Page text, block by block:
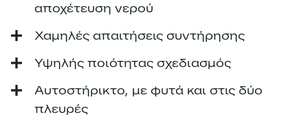
αποχέτευση νερού
Χαμηλές απαιτήσεις συντήρησης
Υψηλής ποιότητας σχεδιασμός
Αυτοστήρικτο, με φυτά και στις δύο
πλευρές